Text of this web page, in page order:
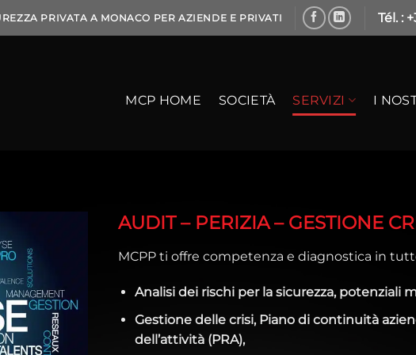
PRIVATA A MONACO PER AZIENDE E PRIVATI Tél. :
MCP HOME SOCIETÀ SERVIZI I
AUDIT – PERIZIA – GESTIONE
MCPP ti offre competenza e diagnostica in
Analisi dei rischi per la sicurezza, potenziali
Gestione delle crisi, Piano di continuità
dell’attività (PRA),